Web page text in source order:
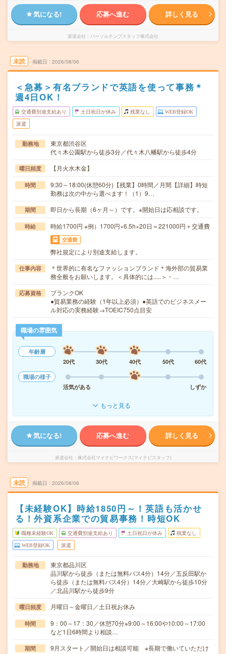
気になる! 応募へ進む 詳しく見る
派遣会社 パーソルテンプスタッフ株式会社
未読 掲載日 2026/08/06
＜急募＞有名ブランドで英語を使って事務＊
週4日OK！
交通費別途支給あり 土日祝日が休み 残業なし WEB登録OK
派遣
勤務地
東京都渋谷区
代々木公園駅から徒歩3分／代々木八幡駅から徒歩4分
曜日頻度 【月火水木金】
時間
9:30～18:00(休憩60分)【残業】0時間／月間【詳細】時短
勤務は次の中から選べます！（1）9…
期間 即日から長期（6ヶ月～）です。※開始日は応相談です。
時給 時給1700円 ※例）1700円×6.5h×20日＝221000円＋交通費
交通費
弊社規定により別途支給します。
仕事内容
＊世界的に有名なファッションブランド＊海外部の貿易業
務全般をお願いします。＜具体的には.....＞・…
応募資格
ブランクOK
●貿易業務の経験（1年以上必須）●英語でのビジネスメー
ル対応の実務経験→TOEIC750点目安
職場の雰囲気
年齢層
20代
30代 40代 50代
60代
職場の様子
活気がある
しずか
もっと見る
気になる! 応募へ進む 詳しく見る
派遣会社 株式会社マイナビワークス(マイナビスタッフ)
未読 掲載日 2026/08/06
【未経験OK】時給1850円～！英語も活かせ
る！外資系企業での貿易事務！時短OK
職種未経験OK 交通費別途支給あり 土日祝日が休み 残業なし
WEB登録OK 派遣
勤務地
東京都品川区
品川駅から徒歩（または無料バス4分）14分／五反田駅か
ら徒歩（または無料バス4分）14分／大崎駅から徒歩10分
／北品川駅から徒歩9分
曜日頻度 月曜日～金曜日／土日祝お休み
時間
9：00～17：30／休憩70分※9:00～16:00や10:00～17:00
など1日6時間より相談…
期間
9月スタート／開始日は相談可能 ※長期で働いていただけ